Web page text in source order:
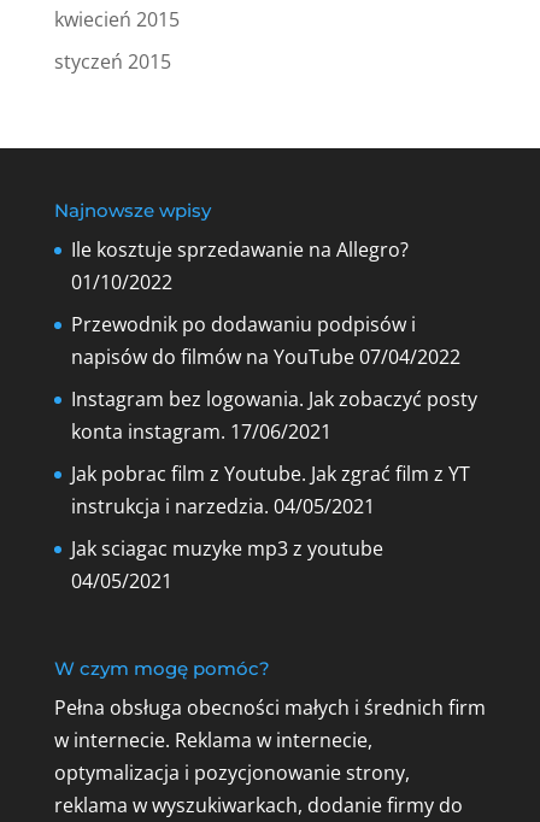
kwiecień 2015
styczeń 2015
Najnowsze wpisy
Ile kosztuje sprzedawanie na Allegro?
01/10/2022
Przewodnik po dodawaniu podpisów i
napisów do filmów na YouTube07/04/2022
Instagram bez logowania. Jak zobaczyć posty
konta instagram. 17/06/2021
Jak pobrac film z Youtube. Jak zgrać film z YT
instrukcja i narzedzia. 04/05/2021
Jak sciagac muzyke mp3 z youtube
04/05/2021
W czym mogę pomóc?
Pełna obsługa obecności małych i średnich firm
w internecie. Reklama w internecie,
optymalizacja i pozycjonowanie strony,
reklama w wyszukiwarkach, dodanie firmy do